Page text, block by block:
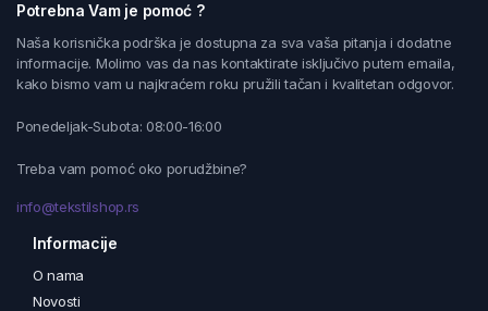
Potrebna Vam je pomoć ?
Naša korisnička podrška je dostupna za sva vaša pitanja i dodatne
informacije. Molimo vas da nas kontaktirate isključivo putem emaila,
kako bismo vam u najkraćem roku pružili tačan i kvalitetan odgovor.
Ponedeljak-Subota: 08:00-16:00
Treba vam pomoć oko porudžbine?
info@tekstilshop.rs
Informacije
O nama
Novosti